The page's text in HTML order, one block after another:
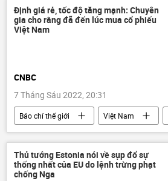
Định giá rẻ, tốc độ tăng mạnh: Chuyên
gia cho rằng đã đến lúc mua cổ phiếu
Việt Nam
CNBC
7 Tháng Sáu 2022, 20:31
Báo chí thế giới Việt Nam
đầu tư
cổ phiếu
Thủ tướng Estonia nói về sụp đổ sự
thống nhất của EU do lệnh trừng phạt
chống Nga